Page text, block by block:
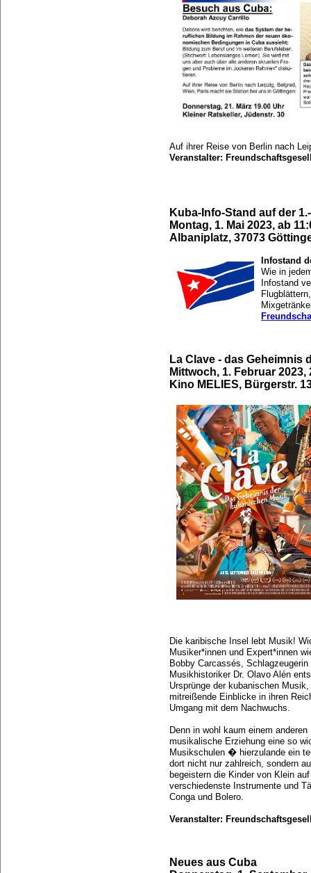
Auf ihrer Reise von Berlin nach
Veranstalter:
Kuba-Info-Stand auf der
Montag, 1. Mai 2023, ab
Albaniplatz, 37073
Infostand
Wie in
Infostand
La Clave - das Geheimnis
Mittwoch, 1. Februar 2023,
Kino MELIES, Bürgerstr.
Die karibische Insel lebt Musik!
Musiker*innen und Expert*innen
Bobby Carcassés,
Musikhistoriker Dr. Olavo Alén
Ursprünge der kubanischen Musik,
mitreißende Einblicke in ihren
Umgang mit dem Nachwuchs.
Denn in wohl kaum einem
musikalische Erziehung eine so
Musikschulen � hierzulande ein
dort nicht nur zahlreich, sondern
begeistern die Kinder von Klein
verschiedenste Instrumente und
Conga und Bolero.
Veranstalter:
Neues aus Cuba